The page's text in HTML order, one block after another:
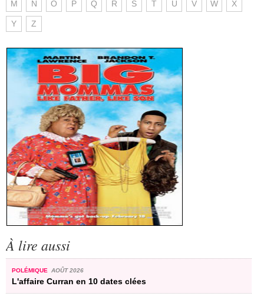
M N O P Q R S T U V W X
Y Z
À lire aussi
POLÉMIQUE AOÛT 2026
L'affaire Curran en 10 dates clées